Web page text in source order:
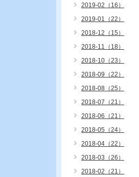
2019-02（16）
2019-01（22）
2018-12（15）
2018-11（18）
2018-10（23）
2018-09（22）
2018-08（25）
2018-07（21）
2018-06（21）
2018-05（24）
2018-04（22）
2018-03（26）
2018-02（21）